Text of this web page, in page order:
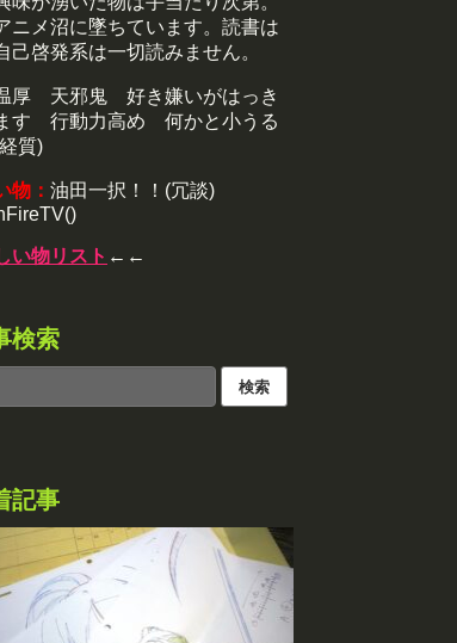
ニメ沼に墜ちています。読書は
己啓発系は一切読みません。
厚 天邪鬼 好き嫌いがはっき
す 行動力高め 何かと小うる
質)
物： 油田一択！！(冗談)
い物リスト ←←
検索
記事